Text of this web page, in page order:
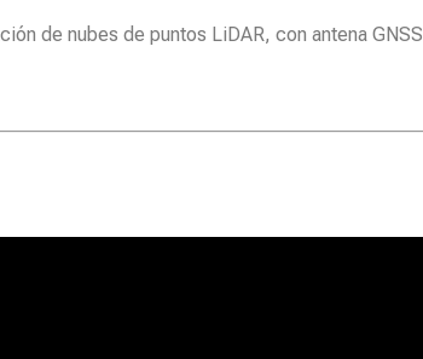
de nubes de puntos LiDAR, con antena